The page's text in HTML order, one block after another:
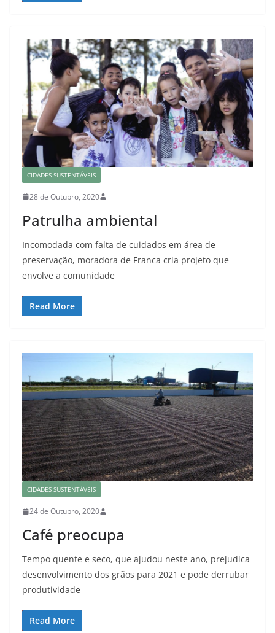
CIDADES SUSTENTÁVEIS
28 de Outubro, 2020
Patrulha ambiental
Incomodada com falta de cuidados em área de
preservação, moradora de Franca cria projeto que
envolve a comunidade
Read More
CIDADES SUSTENTÁVEIS
24 de Outubro, 2020
Café preocupa
Tempo quente e seco, que ajudou neste ano, prejudica
desenvolvimento dos grãos para 2021 e pode derrubar
produtividade
Read More